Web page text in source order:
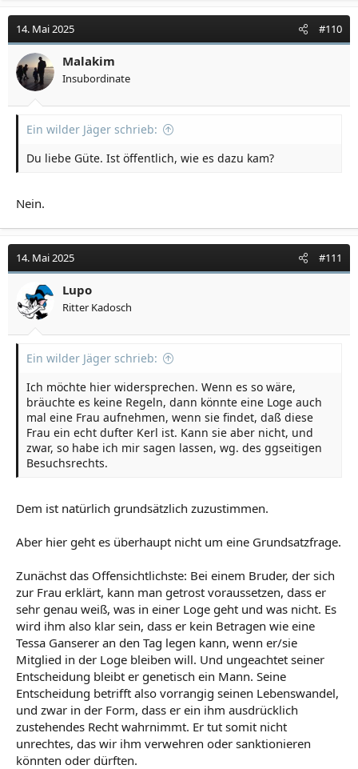
14. Mai 2025 #110
Malakim
Insubordinate
Ein wilder Jäger schrieb:
Du liebe Güte. Ist öffentlich, wie es dazu kam?
Nein.
14. Mai 2025 #111
Lupo
Ritter Kadosch
Ein wilder Jäger schrieb:
Ich möchte hier widersprechen. Wenn es so wäre,
bräuchte es keine Regeln, dann könnte eine Loge auch
mal eine Frau aufnehmen, wenn sie findet, daß diese
Frau ein echt dufter Kerl ist. Kann sie aber nicht, und
zwar, so habe ich mir sagen lassen, wg. des ggseitigen
Besuchsrechts.
Dem ist natürlich grundsätzlich zuzustimmen.
Aber hier geht es überhaupt nicht um eine Grundsatzfrage.
Zunächst das Offensichtlichste: Bei einem Bruder, der sich
zur Frau erklärt, kann man getrost voraussetzen, dass er
sehr genau weiß, was in einer Loge geht und was nicht. Es
wird ihm also klar sein, dass er kein Betragen wie eine
Tessa Ganserer an den Tag legen kann, wenn er/sie
Mitglied in der Loge bleiben will. Und ungeachtet seiner
Entscheidung bleibt er genetisch ein Mann. Seine
Entscheidung betrifft also vorrangig seinen Lebenswandel,
und zwar in der Form, dass er ein ihm ausdrücklich
zustehendes Recht wahrnimmt. Er tut somit nicht
unrechtes, das wir ihm verwehren oder sanktionieren
könnten oder dürften.